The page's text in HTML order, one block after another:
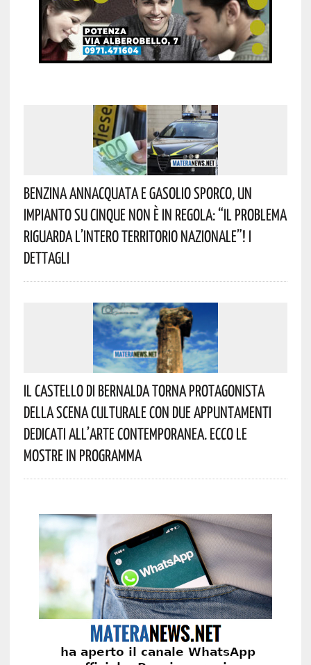
Benzina Annacquata E Gasolio Sporco, Un
Impianto Su Cinque Non È In Regola: “il Problema
Riguarda L’intero Territorio Nazionale”! I
Dettagli
Il Castello Di Bernalda Torna Protagonista
Della Scena Culturale Con Due Appuntamenti
Dedicati All’arte Contemporanea. Ecco Le
Mostre In Programma